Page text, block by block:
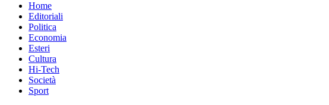
Home
Editoriali
Politica
Economia
Esteri
Cultura
Hi-Tech
Società
Sport